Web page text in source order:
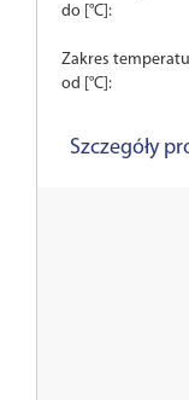
do [°C]:
Zakres
od [°C]:
Szczegóły